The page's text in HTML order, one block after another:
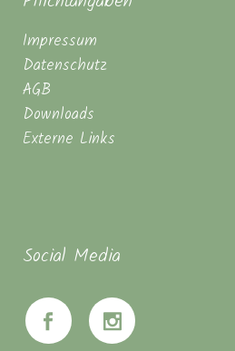
Impressum
Datenschutz
AGB
Downloads
Externe Links
Social Media